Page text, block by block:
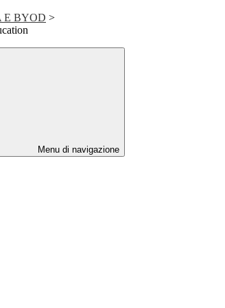
E BYOD >
Menu di navigazione